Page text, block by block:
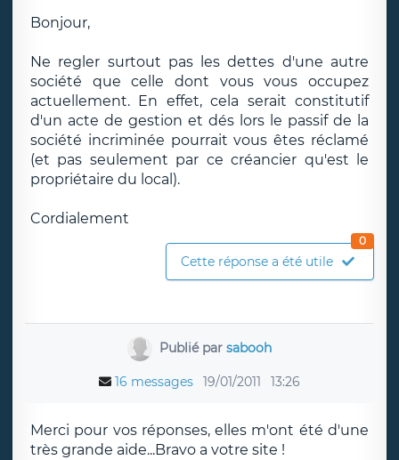
Bonjour,
Ne regler surtout pas les dettes d'une autre
société que celle dont vous vous occupez
actuellement. En effet, cela serait constitutif
d'un acte de gestion et dés lors le passif de la
société incriminée pourrait vous êtes réclamé
(et pas seulement par ce créancier qu'est le
propriétaire du local).
Cordialement
Cette réponse a été utile
0
Publié par sabooh
16 messages 19/01/2011 13:26
Merci pour vos réponses, elles m'ont été d'une
très grande aide...Bravo a votre site !